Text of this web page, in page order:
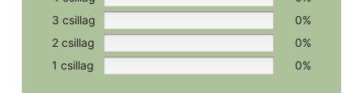
3 csillag
0%
2 csillag
0%
1 csillag
0%